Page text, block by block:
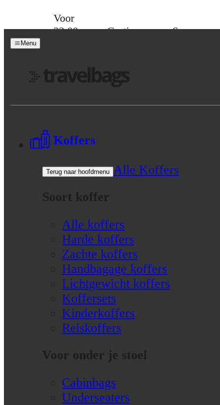
Voor
23:00
Gratis
Spaar
Menu
Koffers
Terug naar hoofdmenu
Alle Koffers
Soort koffer
Alle koffers
Harde koffers
Zachte koffers
Handbagage koffers
Lichtgewicht koffers
Koffersets
Kinderkoffers
Reiskoffers
Voor onder je stoel
Cabinbags
Underseaters